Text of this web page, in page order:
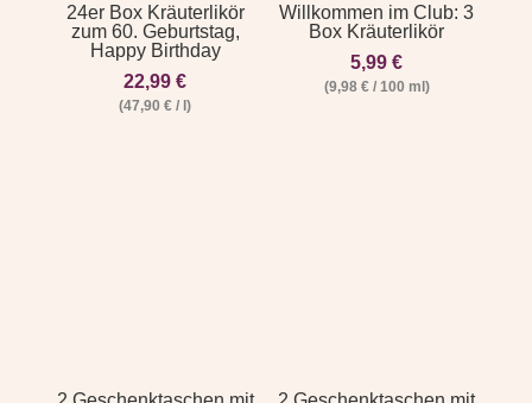
24er Box Kräuterlikör
zum 60. Geburtstag,
Happy Birthday
22,99€
(47,90€ / l)
Willkommen im Club: 3
Box Kräuterlikör
5,99€
(9,98 €/ 100 ml)